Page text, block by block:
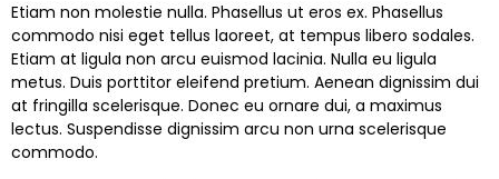
Etiam non molestie nulla. Phasellus ut eros ex. Phasellus
commodo nisi eget tellus laoreet, at tempus libero sodales.
Etiam at ligula non arcu euismod lacinia. Nulla eu ligula
metus. Duis porttitor eleifend pretium. Aenean dignissim dui
at fringilla scelerisque. Donec eu ornare dui, a maximus
lectus. Suspendisse dignissim arcu non urna scelerisque
commodo.